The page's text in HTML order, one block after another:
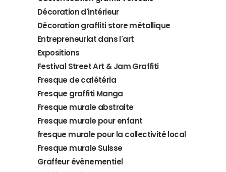
Décoration d'intérieur
Décoration graffiti store métallique
Entrepreneuriat dans l'art
Expositions
Festival Street Art & Jam Graffiti
Fresque de cafétéria
Fresque graffiti Manga
Fresque murale abstraite
Fresque murale pour enfant
fresque murale pour la collectivité local
Fresque murale Suisse
Graffeur évènementiel